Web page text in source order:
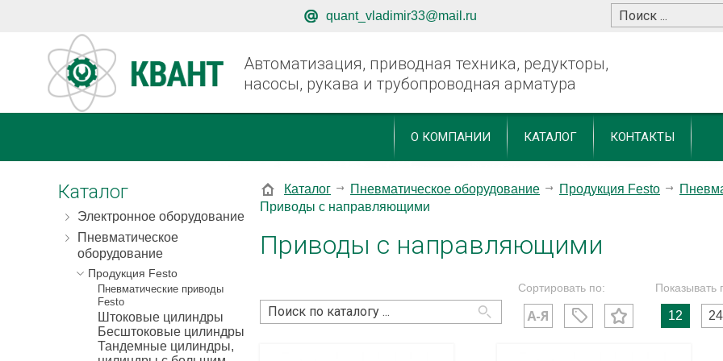
quant_vladimir33@mail.ru
Автоматизация, приводная техника, редукторы,
насосы, рукава и трубопроводная арматура
О КОМПАНИИ КАТАЛОГ КОНТАКТЫ
Каталог
Электронное оборудование
Пневматическое
оборудование
Продукция Festo
Пневматические приводы
Festo
Штоковые цилиндры
Бесштоковые цилиндры
Тандемные цилиндры,
Каталог Пневматическое оборудование Продукция Festo
Приводы с направляющими
Приводы с направляющими
Сортировать по: Показывать
12 24